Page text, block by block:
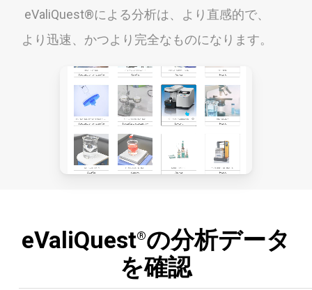
eValiQuest®による分析は、より直感的で、
より迅速、かつより完全なものになります。
eValiQuest®の分析データ
を確認